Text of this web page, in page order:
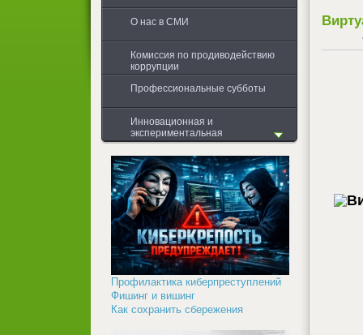
О нас в СМИ
Комиссия по продиводействию
коррупции
Профессиональные субботы
Инновационная и
экспериментальная
деятельность
Общая информация
Первоначальная диагностика
Проводимые мероприятия в
учебных группах
Обобщение результатов
Профилактика киберпреступлений
Фишинг и вишинг
Как сохранить сбережения